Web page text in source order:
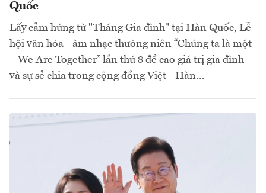
Quốc
Lấy cảm hứng từ "Tháng Gia đình" tại Hàn Quốc, Lễ
hội văn hóa - âm nhạc thường niên “Chúng ta là một
– We Are Together” lần thứ 8 đề cao giá trị gia đình
và sự sẻ chia trong cộng đồng Việt - Hàn...